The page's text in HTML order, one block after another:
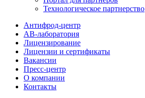
Технологическое партнерство
Антифрод-центр
АВ-лаборатория
Лицензирование
Лицензии и сертификаты
Вакансии
Пресс-центр
О компании
Контакты